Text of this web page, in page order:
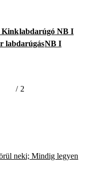
Kinklabdarúgó NB I
labdarúgásNB I
/ 2
neki; Mindig legyen